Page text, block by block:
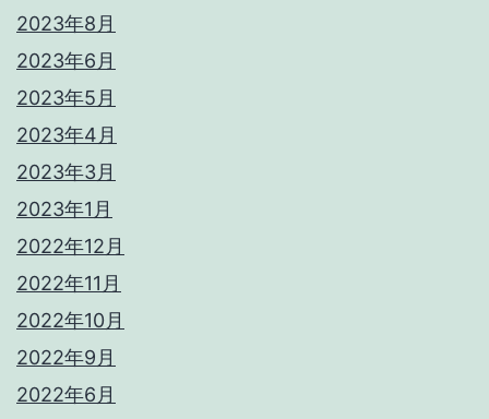
2023年8月
2023年6月
2023年5月
2023年4月
2023年3月
2023年1月
2022年12月
2022年11月
2022年10月
2022年9月
2022年6月